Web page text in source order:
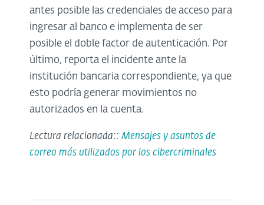
antes posible las credenciales de acceso para
ingresar al banco e implementa de ser
posible el doble factor de autenticación. Por
último, reporta el incidente ante la
institución bancaria correspondiente, ya que
esto podría generar movimientos no
autorizados en la cuenta.
Lectura relacionada:: Mensajes y asuntos de
correo más utilizados por los cibercriminales